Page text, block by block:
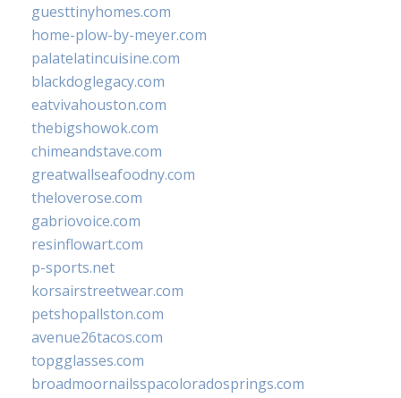
guesttinyhomes.com
home-plow-by-meyer.com
palatelatincuisine.com
blackdoglegacy.com
eatvivahouston.com
thebigshowok.com
chimeandstave.com
greatwallseafoodny.com
theloverose.com
gabriovoice.com
resinflowart.com
p-sports.net
korsairstreetwear.com
petshopallston.com
avenue26tacos.com
topgglasses.com
broadmoornailsspacoloradosprings.com